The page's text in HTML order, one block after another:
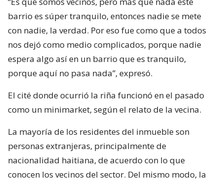
barrio es súper tranquilo, entonces nadie se mete
con nadie, la verdad. Por eso fue como que a todos
nos dejó como medio complicados, porque nadie
espera algo así en un barrio que es tranquilo,
porque aquí no pasa nada”, expresó.
El cité donde ocurrió la riña funcionó en el pasado
como un minimarket, según el relato de la vecina.
La mayoría de los residentes del inmueble son
personas extranjeras, principalmente de
nacionalidad haitiana, de acuerdo con lo que
conocen los vecinos del sector. Del mismo modo, la